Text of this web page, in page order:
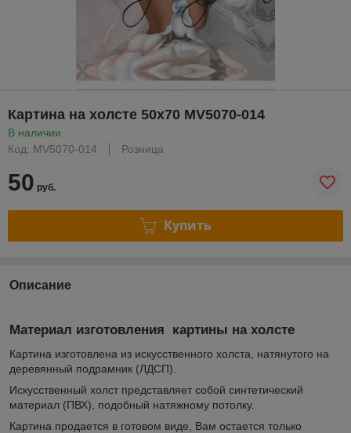
Картина на холсте 50х70 MV5070-014
В наличии
Код: MV5070-014
Розница
50 руб.
Купить
Описание
Материал изготовления картины на холсте
Картина изготовлена из искусственного холста, натянутого на
деревянный подрамник (ЛДСП).
Искусственный холст представляет собой синтетический
материал (ПВХ), подобный натяжному потолку.
Картина продается в готовом виде, Вам остается только